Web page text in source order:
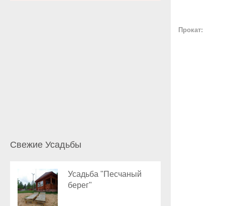
Прокат:
Свежие Усадьбы
Усадьба "Песчаный
берег"